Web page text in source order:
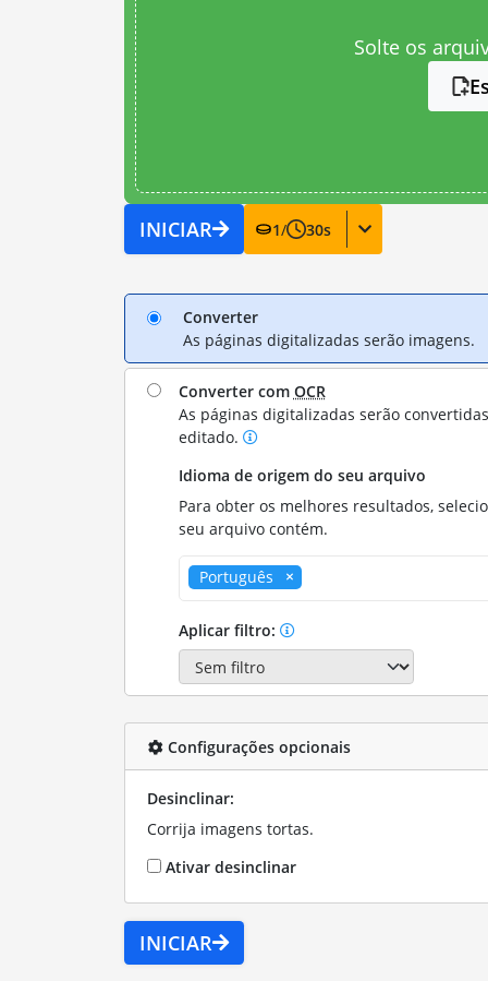
Solte os
INICIAR 1/ 30s
Converter
As páginas digitalizadas serão imagens.
Converter com OCR
As páginas digitalizadas serão
editado.
Idioma de origem do seu arquivo
Para obter os melhores resultados,
seu arquivo contém.
Português
Aplicar filtro:
Configurações opcionais
Desinclinar:
Corrija imagens tortas.
Ativar desinclinar
INICIAR